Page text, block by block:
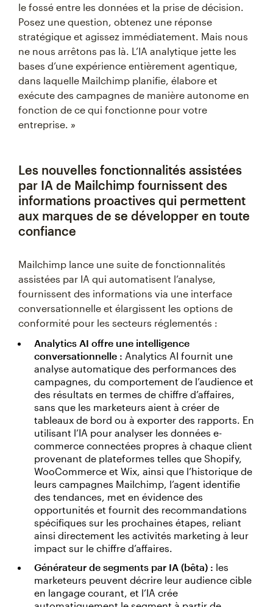
le fossé entre les données et la prise de décision.
Posez une question, obtenez une réponse
stratégique et agissez immédiatement. Mais nous
ne nous arrêtons pas là. L’IA analytique jette les
bases d’une expérience entièrement agentique,
dans laquelle Mailchimp planifie, élabore et
exécute des campagnes de manière autonome en
fonction de ce qui fonctionne pour votre
entreprise. »
Les nouvelles fonctionnalités assistées
par IA de Mailchimp fournissent des
informations proactives qui permettent
aux marques de se développer en toute
confiance
Mailchimp lance une suite de fonctionnalités
assistées par IA qui automatisent l’analyse,
fournissent des informations via une interface
conversationnelle et élargissent les options de
conformité pour les secteurs réglementés :
Analytics AI offre une intelligence
conversationnelle : Analytics AI fournit une
analyse automatique des performances des
campagnes, du comportement de l’audience et
des résultats en termes de chiffre d’affaires,
sans que les marketeurs aient à créer de
tableaux de bord ou à exporter des rapports. En
utilisant l’IA pour analyser les données e-
commerce connectées propres à chaque client
provenant de plateformes telles que Shopify,
WooCommerce et Wix, ainsi que l’historique de
leurs campagnes Mailchimp, l’agent identifie
des tendances, met en évidence des
opportunités et fournit des recommandations
spécifiques sur les prochaines étapes, reliant
ainsi directement les activités marketing à leur
impact sur le chiffre d’affaires.
Générateur de segments par IA (bêta) : les
marketeurs peuvent décrire leur audience cible
en langage courant, et l’IA crée